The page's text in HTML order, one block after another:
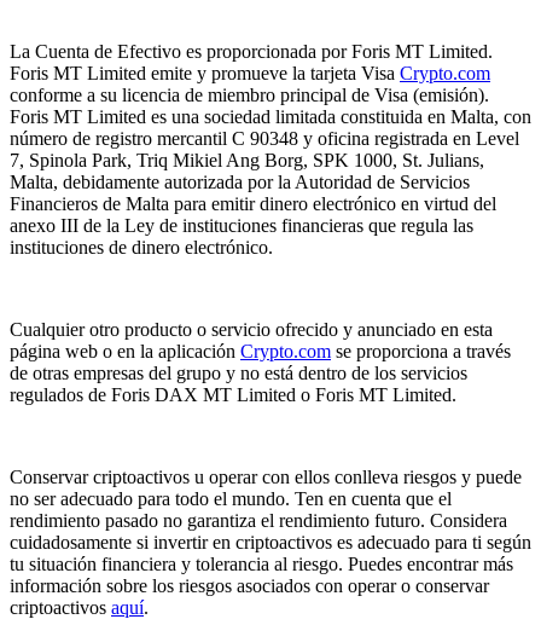
La Cuenta de Efectivo es proporcionada por Foris MT Limited.
Foris MT Limited emite y promueve la tarjeta Visa Crypto.com
conforme a su licencia de miembro principal de Visa (emisión).
Foris MT Limited es una sociedad limitada constituida en Malta, con
número de registro mercantil C 90348 y oficina registrada en Level
7, Spinola Park, Triq Mikiel Ang Borg, SPK 1000, St. Julians,
Malta, debidamente autorizada por la Autoridad de Servicios
Financieros de Malta para emitir dinero electrónico en virtud del
anexo III de la Ley de instituciones financieras que regula las
instituciones de dinero electrónico.
Cualquier otro producto o servicio ofrecido y anunciado en esta
página web o en la aplicación Crypto.com se proporciona a través
de otras empresas del grupo y no está dentro de los servicios
regulados de Foris DAX MT Limited o Foris MT Limited.
Conservar criptoactivos u operar con ellos conlleva riesgos y puede
no ser adecuado para todo el mundo. Ten en cuenta que el
rendimiento pasado no garantiza el rendimiento futuro. Considera
cuidadosamente si invertir en criptoactivos es adecuado para ti según
tu situación financiera y tolerancia al riesgo. Puedes encontrar más
información sobre los riesgos asociados con operar o conservar
criptoactivos aquí.